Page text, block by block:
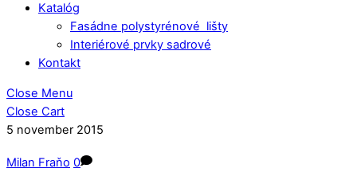
Katalóg
Fasádne polystyrénové lišty
Interiérové prvky sadrové
Kontakt
Close Menu
Close Cart
5 november 2015
Milan Fraňo 0